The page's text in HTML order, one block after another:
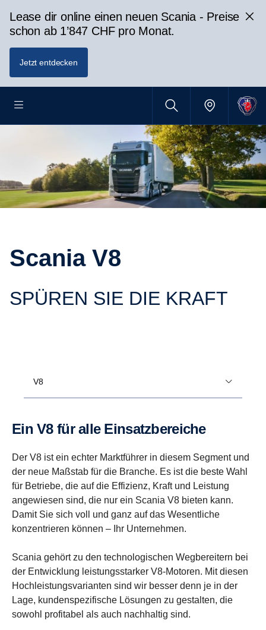
Lease dir online einen neuen Scania - Preise
schon ab 1’847 CHF pro Monat.
Jetzt entdecken
Scania V8
SPÜREN SIE DIE KRAFT
V8
Ein V8 für alle Einsatzbereiche
Der V8 ist ein echter Marktführer in diesem Segment und
der neue Maßstab für die Branche. Es ist die beste Wahl
für Betriebe, die auf die Effizienz, Kraft und Leistung
angewiesen sind, die nur ein Scania V8 bieten kann.
Damit Sie sich voll und ganz auf das Wesentliche
konzentrieren können – Ihr Unternehmen.
Scania gehört zu den technologischen Wegbereitern bei
der Entwicklung leistungsstarker V8-Motoren. Mit diesen
Hochleistungsvarianten sind wir besser denn je in der
Lage, kundenspezifische Lösungen zu gestalten, die
sowohl profitabel als auch nachhaltig sind.